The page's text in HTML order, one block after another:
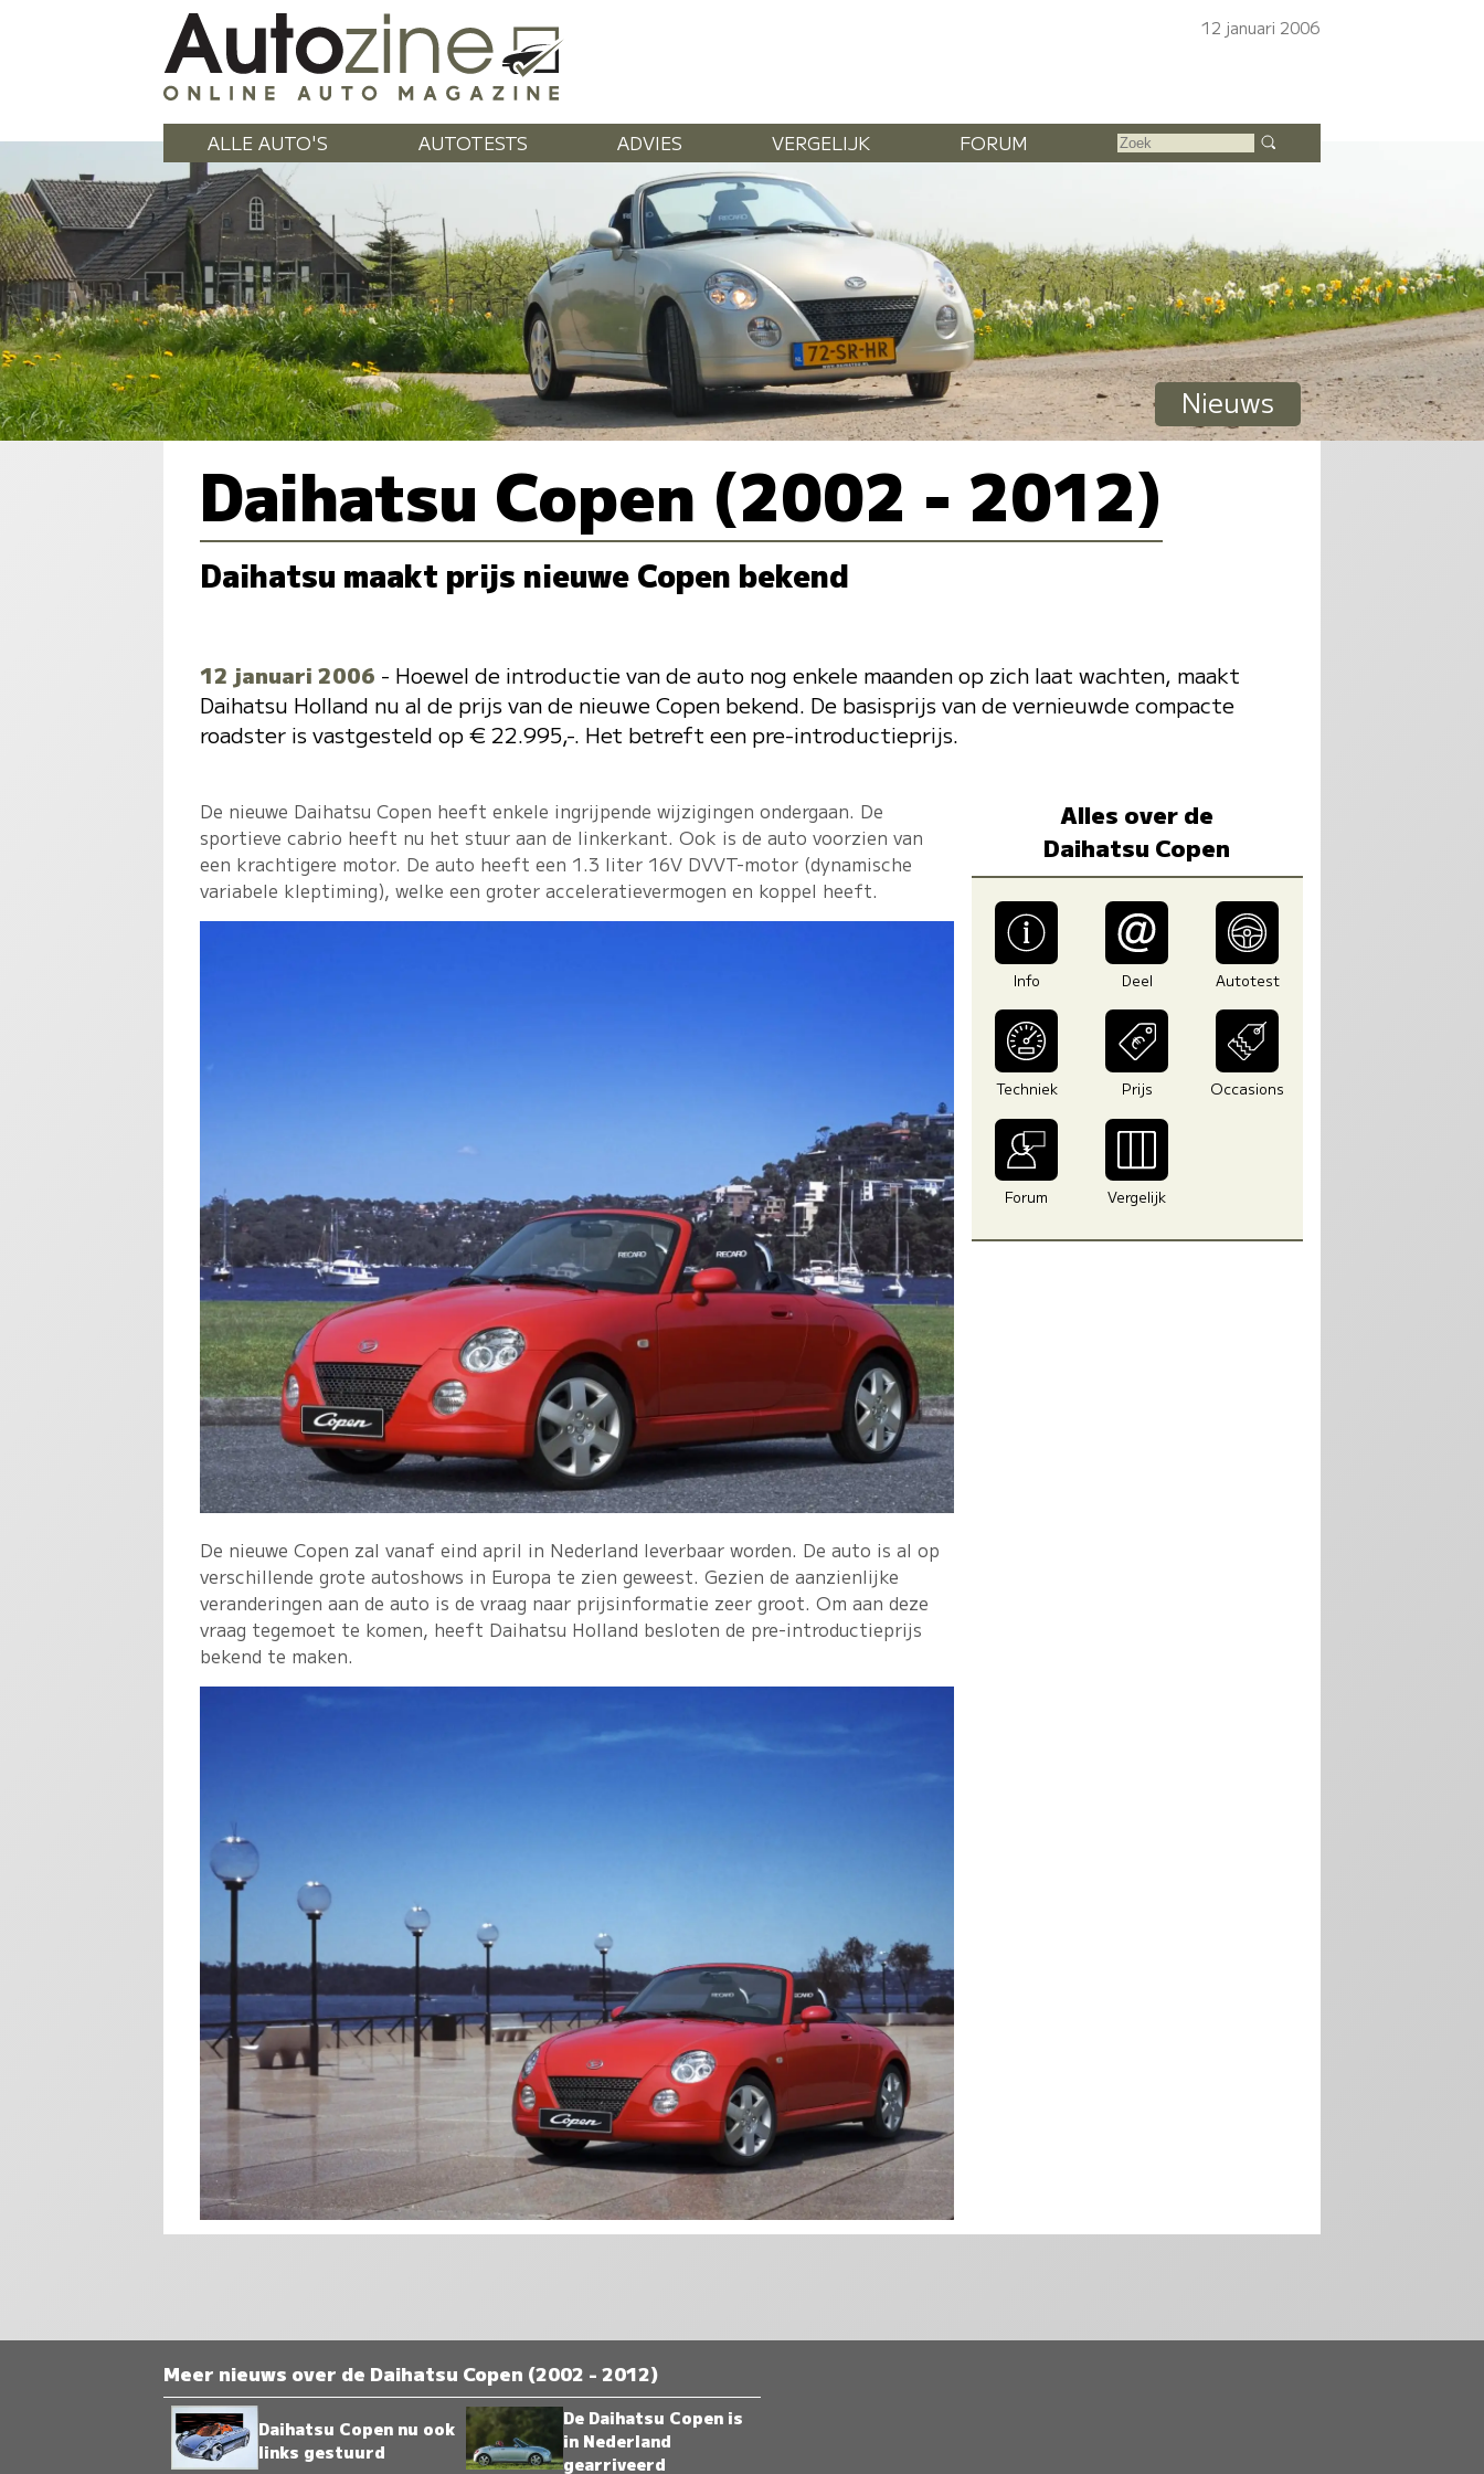
12 januari 2006
ALLE AUTO'S AUTOTESTS ADVIES VERGELIJK FORUM
Nieuws
Daihatsu Copen (2002 - 2012)
Daihatsu maakt prijs nieuwe Copen bekend
12 januari 2006 - Hoewel de introductie van de auto nog enkele maanden op zich laat wachten, maakt
Daihatsu Holland nu al de prijs van de nieuwe Copen bekend. De basisprijs van de vernieuwde compacte
roadster is vastgesteld op € 22.995,-. Het betreft een pre-introductieprijs.
De nieuwe Daihatsu Copen heeft enkele ingrijpende wijzigingen ondergaan. De
sportieve cabrio heeft nu het stuur aan de linkerkant. Ook is de auto voorzien van
een krachtigere motor. De auto heeft een 1.3 liter 16V DVVT-motor (dynamische
variabele kleptiming), welke een groter acceleratievermogen en koppel heeft.
De nieuwe Copen zal vanaf eind april in Nederland leverbaar worden. De auto is al op
verschillende grote autoshows in Europa te zien geweest. Gezien de aanzienlijke
veranderingen aan de auto is de vraag naar prijsinformatie zeer groot. Om aan deze
vraag tegemoet te komen, heeft Daihatsu Holland besloten de pre-introductieprijs
bekend te maken.
Alles over de
Daihatsu Copen
Info Deel Autotest
Techniek Prijs Occasions
Forum Vergelijk
Meer nieuws over de Daihatsu Copen (2002 - 2012)
Daihatsu Copen nu ook
links gestuurd
De Daihatsu Copen is
in Nederland
gearriveerd